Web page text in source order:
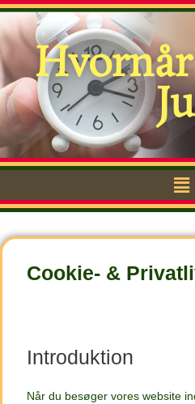
Cookie- &
Introduktion
Når du besøger vores website